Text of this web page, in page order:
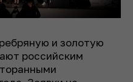
и золотую
российским